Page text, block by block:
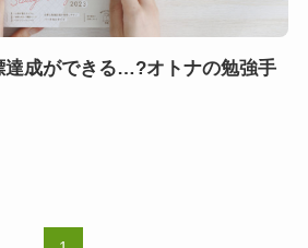
達成ができる…?オトナの勉強手